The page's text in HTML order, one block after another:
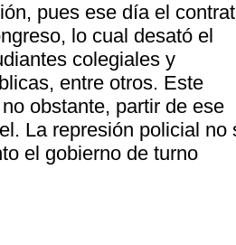
pues ese día el
lo cual desató el
colegiales y
entre otros. Este
obstante, partir de ese
La represión policial no
el gobierno de turno